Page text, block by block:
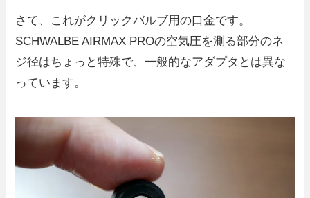
さて、これがクリックバルブ用の口金です。
SCHWALBE AIRMAX PROの空気圧を測る部分のネ
ジ径はちょっと特殊で、一般的なアダプタとは異な
っています。